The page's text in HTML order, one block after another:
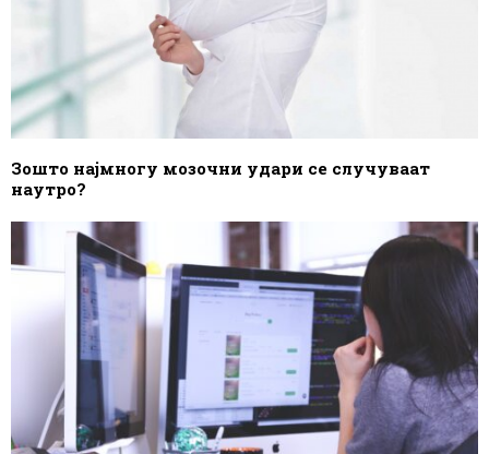
Зошто најмногу мозочни удари се случуваат
наутро?